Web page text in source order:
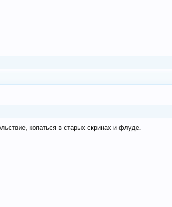
копаться в старых скринах и флуде.